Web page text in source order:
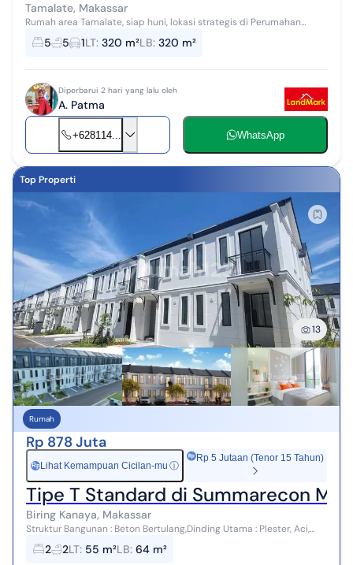
Tamalate, Makassar
Rumah area Tamalate, siap huni, lokasi strategis di Perumahan
Permata Mutiara, dekat pertokoan dan perbelanjaan, dekat apotik,
bank, lingkungan rum...
5 5 1LT: 320 m²LB: 320 m²
Diperbarui 2 hari yang lalu oleh
A. Patma
+628114... WhatsApp
Top Properti
13
Rumah
Rp 878 Juta
Rp Lihat Kemampuan Cicilan-mu ⓘ
Rp 5 Jutaan (Tenor 15 Tahun)
Tipe T Standard di Summarecon
Biring Kanaya, Makassar
Struktur Bangunan : Beton Bertulang,Dinding Utama : Plester, Aci,
Cat,Dinding Toilet : Keramik,Lantai : Utama : Keramik,Lantai Toilet : K...
2 2LT: 55 m²LB: 64 m²